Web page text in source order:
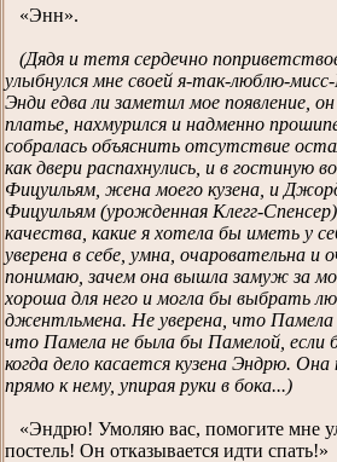
«Энн».
(Дядя и тетя сердечно
улыбнулся мне своей я-так-люблю-
Энди едва ли заметил мое появление,
платье, нахмурился и надменно
собралась объяснить отсутствие
как двери распахнулись, и в гостиную
Фицуильям, жена моего кузена, и
Фицуильям (урожденная Клегг-
качества, какие я хотела бы иметь у
уверена в себе, умна, очаровательна и
понимаю, зачем она вышла замуж за
хороша для него и могла бы выбрать
джентльмена. Не уверена, что
что Памела не была бы Памелой, если
когда дело касается кузена Эндрю. Она
прямо к нему, упирая руки в бока...)
«Эндрю! Умоляю вас, помогите мне
постель! Он отказывается идти спать!»